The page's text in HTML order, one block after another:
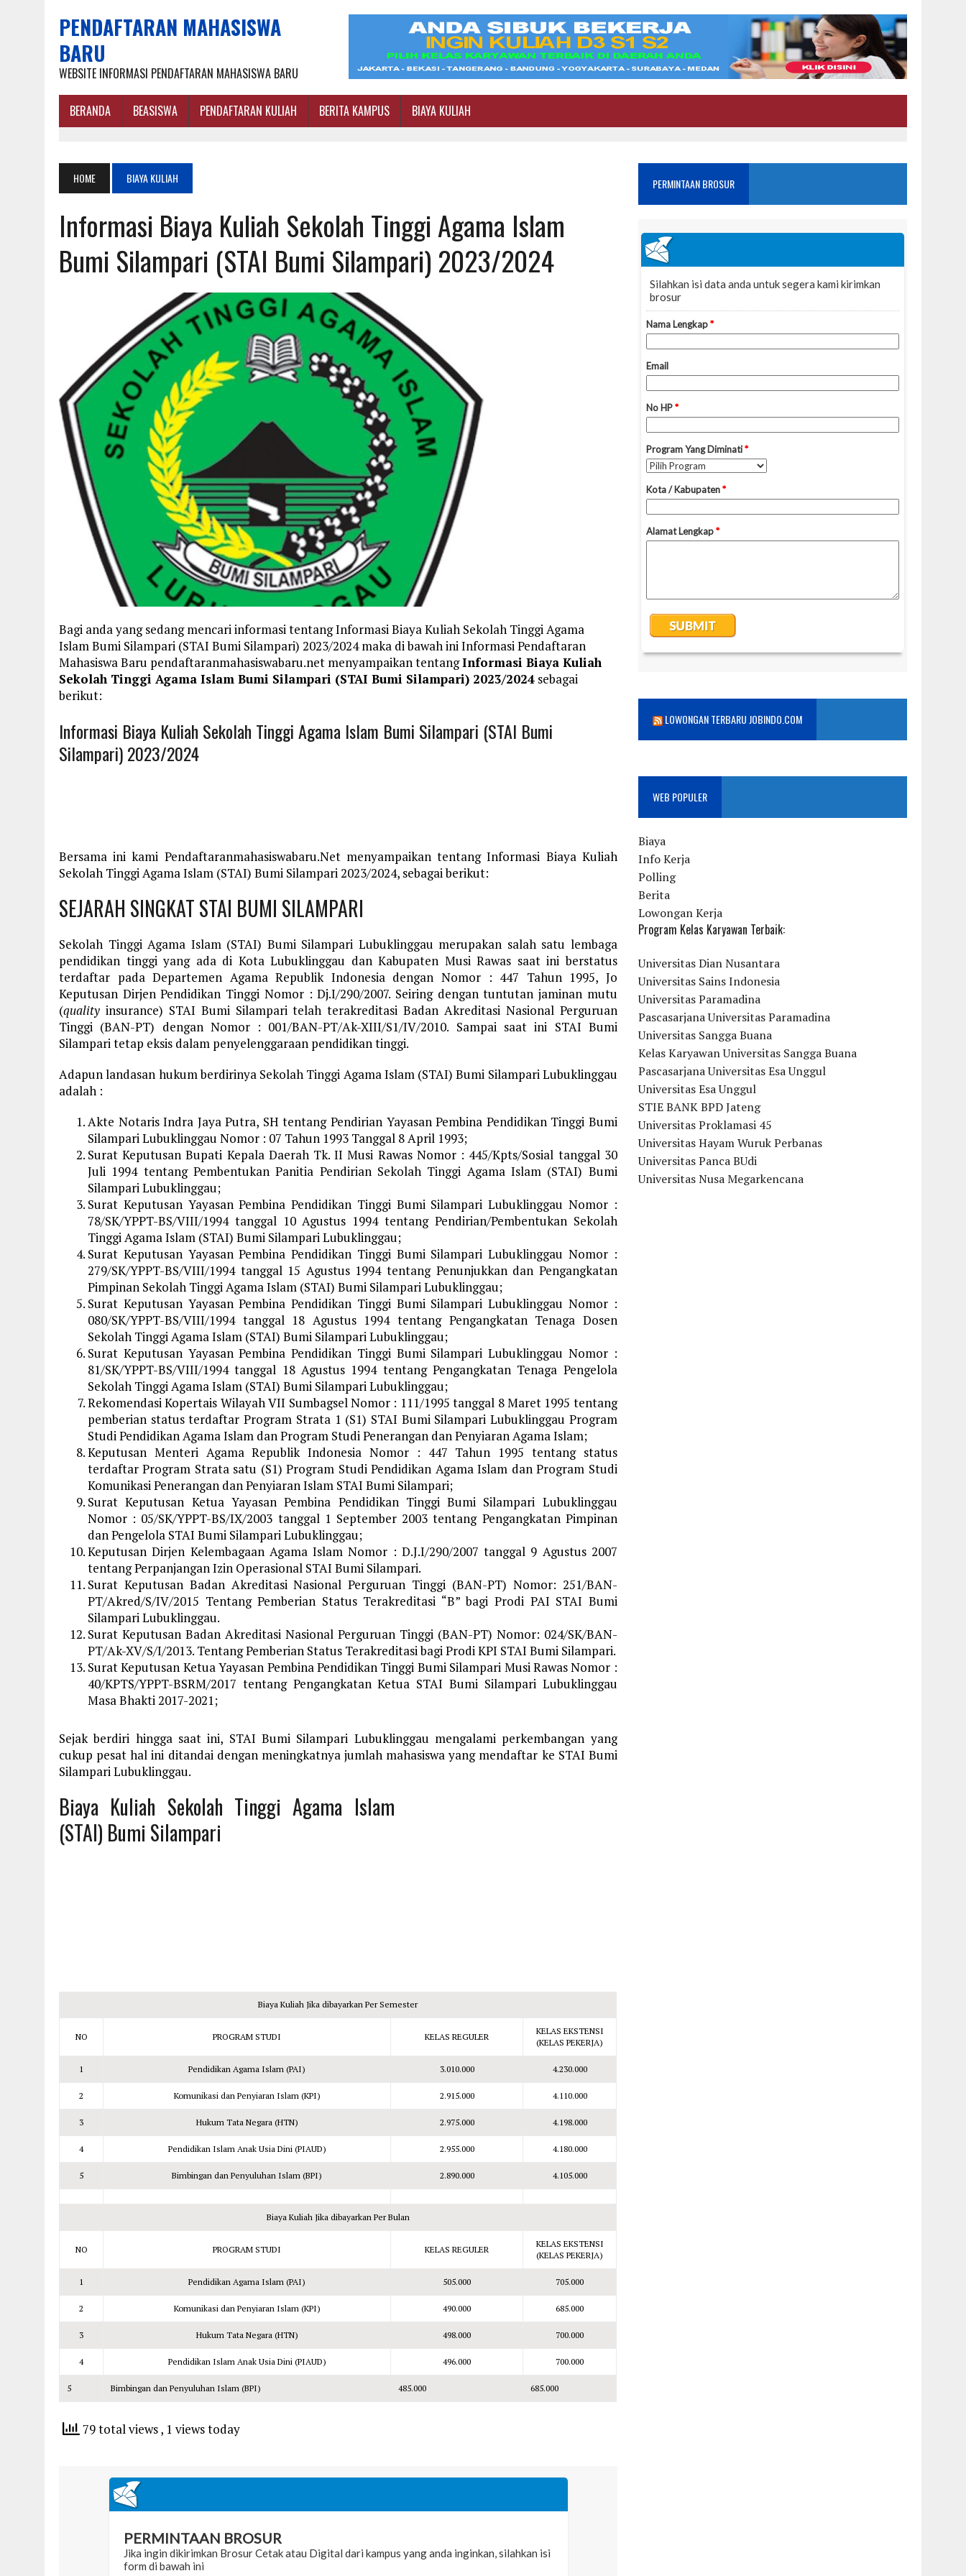
PENDAFTARAN MAHASISWA
BARU
WEBSITE INFORMASI PENDAFTARAN MAHASISWA BARU
BERANDA BEASISWA PENDAFTARAN KULIAH BERITA KAMPUS BIAYA KULIAH
HOME BIAYA KULIAH
Informasi Biaya Kuliah Sekolah Tinggi Agama Islam
Bumi Silampari (STAI Bumi Silampari) 2023/2024
Bagi anda yang sedang mencari informasi tentang Informasi Biaya Kuliah Sekolah Tinggi Agama
Islam Bumi Silampari (STAI Bumi Silampari) 2023/2024 maka di bawah ini Informasi Pendaftaran
Mahasiswa Baru pendaftaranmahasiswabaru.net menyampaikan tentangInformasi Biaya Kuliah
Sekolah Tinggi Agama Islam Bumi Silampari (STAI Bumi Silampari) 2023/2024 sebagai
berikut:
Informasi Biaya Kuliah Sekolah Tinggi Agama Islam Bumi Silampari (STAI Bumi
Silampari) 2023/2024
Bersama ini kami Pendaftaranmahasiswabaru.Net menyampaikan tentang Informasi Biaya Kuliah
Sekolah Tinggi Agama Islam (STAI) Bumi Silampari 2023/2024, sebagai berikut:
SEJARAH SINGKAT STAI BUMI SILAMPARI
Sekolah Tinggi Agama Islam (STAI) Bumi Silampari Lubuklinggau merupakan salah satu lembaga
pendidikan tinggi yang ada di Kota Lubuklinggau dan Kabupaten Musi Rawas saat ini berstatus
terdaftar pada Departemen Agama Republik Indonesia dengan Nomor : 447 Tahun 1995, Jo
Keputusan Dirjen Pendidikan Tinggi Nomor : Dj.I/290/2007. Seiring dengan tuntutan jaminan mutu
(quality insurance) STAI Bumi Silampari telah terakreditasi Badan Akreditasi Nasional Perguruan
Tinggi (BAN-PT) dengan Nomor : 001/BAN-PT/Ak-XIII/S1/IV/2010. Sampai saat ini STAI Bumi
Silampari tetap eksis dalam penyelenggaraan pendidikan tinggi.
Adapun landasan hukum berdirinya Sekolah Tinggi Agama Islam (STAI) Bumi Silampari Lubuklinggau
adalah :
Akte Notaris Indra Jaya Putra, SH tentang Pendirian Yayasan Pembina Pendidikan Tinggi Bumi
Silampari Lubuklinggau Nomor : 07 Tahun 1993 Tanggal 8 April 1993;
Surat Keputusan Bupati Kepala Daerah Tk. II Musi Rawas Nomor : 445/Kpts/Sosial tanggal 30
Juli 1994 tentang Pembentukan Panitia Pendirian Sekolah Tinggi Agama Islam (STAI) Bumi
Silampari Lubuklinggau;
Surat Keputusan Yayasan Pembina Pendidikan Tinggi Bumi Silampari Lubuklinggau Nomor :
78/SK/YPPT-BS/VIII/1994 tanggal 10 Agustus 1994 tentang Pendirian/Pembentukan Sekolah
Tinggi Agama Islam (STAI) Bumi Silampari Lubuklinggau;
Surat Keputusan Yayasan Pembina Pendidikan Tinggi Bumi Silampari Lubuklinggau Nomor :
279/SK/YPPT-BS/VIII/1994 tanggal 15 Agustus 1994 tentang Penunjukkan dan Pengangkatan
Pimpinan Sekolah Tinggi Agama Islam (STAI) Bumi Silampari Lubuklinggau;
Surat Keputusan Yayasan Pembina Pendidikan Tinggi Bumi Silampari Lubuklinggau Nomor :
080/SK/YPPT-BS/VIII/1994 tanggal 18 Agustus 1994 tentang Pengangkatan Tenaga Dosen
Sekolah Tinggi Agama Islam (STAI) Bumi Silampari Lubuklinggau;
Surat Keputusan Yayasan Pembina Pendidikan Tinggi Bumi Silampari Lubuklinggau Nomor :
81/SK/YPPT-BS/VIII/1994 tanggal 18 Agustus 1994 tentang Pengangkatan Tenaga Pengelola
Sekolah Tinggi Agama Islam (STAI) Bumi Silampari Lubuklinggau;
Rekomendasi Kopertais Wilayah VII Sumbagsel Nomor : 111/1995 tanggal 8 Maret 1995 tentang
pemberian status terdaftar Program Strata 1 (S1) STAI Bumi Silampari Lubuklinggau Program
Studi Pendidikan Agama Islam dan Program Studi Penerangan dan Penyiaran Agama Islam;
Keputusan Menteri Agama Republik Indonesia Nomor : 447 Tahun 1995 tentang status
terdaftar Program Strata satu (S1) Program Studi Pendidikan Agama Islam dan Program Studi
Komunikasi Penerangan dan Penyiaran Islam STAI Bumi Silampari;
Surat Keputusan Ketua Yayasan Pembina Pendidikan Tinggi Bumi Silampari Lubuklinggau
Nomor : 05/SK/YPPT-BS/IX/2003 tanggal 1 September 2003 tentang Pengangkatan Pimpinan
dan Pengelola STAI Bumi Silampari Lubuklinggau;
Keputusan Dirjen Kelembagaan Agama Islam Nomor : D.J.I/290/2007 tanggal 9 Agustus 2007
tentang Perpanjangan Izin Operasional STAI Bumi Silampari.
Surat Keputusan Badan Akreditasi Nasional Perguruan Tinggi (BAN-PT) Nomor: 251/BAN-
PT/Akred/S/IV/2015 Tentang Pemberian Status Terakreditasi “B” bagi Prodi PAI STAI Bumi
Silampari Lubuklinggau.
Surat Keputusan Badan Akreditasi Nasional Perguruan Tinggi (BAN-PT) Nomor: 024/SK/BAN-
PT/Ak-XV/S/I/2013. Tentang Pemberian Status Terakreditasi bagi Prodi KPI STAI Bumi Silampari.
Surat Keputusan Ketua Yayasan Pembina Pendidikan Tinggi Bumi Silampari Musi Rawas Nomor :
40/KPTS/YPPT-BSRM/2017 tentang Pengangkatan Ketua STAI Bumi Silampari Lubuklinggau
Masa Bhakti 2017-2021;
Sejak berdiri hingga saat ini, STAI Bumi Silampari Lubuklinggau mengalami perkembangan yang
cukup pesat hal ini ditandai dengan meningkatnya jumlah mahasiswa yang mendaftar ke STAI Bumi
Silampari Lubuklinggau.
Biaya Kuliah Sekolah Tinggi Agama Islam
(STAI) Bumi Silampari
Biaya Kuliah Jika dibayarkan Per Semester
NO PROGRAM STUDI KELAS REGULER
KELAS EKSTENSI
(KELAS PEKERJA)
1 Pendidikan Agama Islam (PAI) 3.010.000 4.230.000
2 Komunikasi dan Penyiaran Islam (KPI) 2.915.000 4.110.000
3 Hukum Tata Negara (HTN) 2.975.000 4.198.000
4 Pendidikan Islam Anak Usia Dini (PIAUD) 2.955.000 4.180.000
5 Bimbingan dan Penyuluhan Islam (BPI) 2.890.000 4.105.000
Biaya Kuliah Jika dibayarkan Per Bulan
NO PROGRAM STUDI KELAS REGULER
KELAS EKSTENSI
(KELAS PEKERJA)
1 Pendidikan Agama Islam (PAI) 505.000 705.000
2 Komunikasi dan Penyiaran Islam (KPI) 490.000 685.000
3 Hukum Tata Negara (HTN) 498.000 700.000
4 Pendidikan Islam Anak Usia Dini (PIAUD) 496.000 700.000
5 Bimbingan dan Penyuluhan Islam (BPI) 485.000 685.000
79 total views, 1 views today
PERMINTAAN BROSUR
LOWONGAN TERBARU JOBINDO.COM
WEB POPULER
Biaya
Info Kerja
Polling
Berita
Lowongan Kerja
Program Kelas Karyawan Terbaik:
Universitas Dian Nusantara
Universitas Sains Indonesia
Universitas Paramadina
Pascasarjana Universitas Paramadina
Universitas Sangga Buana
Kelas Karyawan Universitas Sangga Buana
Pascasarjana Universitas Esa Unggul
Universitas Esa Unggul
STIE BANK BPD Jateng
Universitas Proklamasi 45
Universitas Hayam Wuruk Perbanas
Universitas Panca BUdi
Universitas Nusa Megarkencana